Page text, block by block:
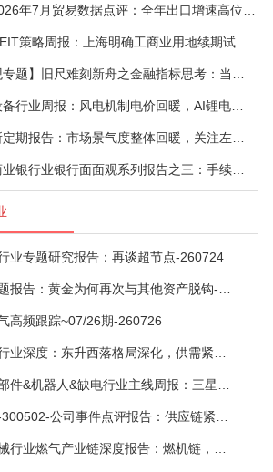
国泰海通证券-REIT策略周报：上海明确工商业用地续期试行框架-260808
国海证券-电力设备行业周报：风电机制电价回暖，AI锂电全链维持高景气-260808
东吴证券-北交所定期报告：市场景气度整体回暖，关注左侧窗口机会-260808
国泰海通证券-商业银行业银行面面观系列报告之三：手续费收入，轻资本布局再发力-260808
业专题研究报告：再谈超节点-260724
高频跟踪~07/26期-260726